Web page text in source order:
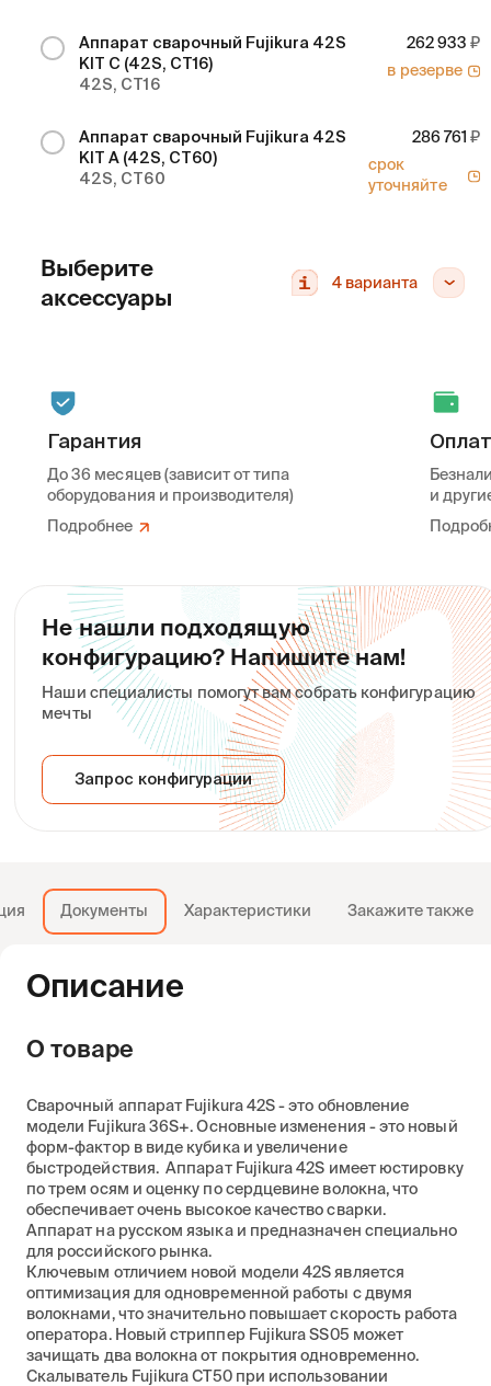
Аппарат сварочный Fujikura 42S
KIT C (42S, CT16)
42S, CT16
262 933
в резерве
Аппарат сварочный Fujikura 42S
KIT A (42S, CT60)
42S, CT60
286 761
срок
уточняйте
Выберите
аксессуары
4 варианта
Электроды Fujikura
ELCT2-16B (пара)
Производитель:Fujikura
4 108
в наличии
Гильзы
термоусаживаемые
КДЗС Fujikura FP-03-60
(250 шт.)
Производитель: Fujikura
15 612
срок уточняйте
Гарантия
До 36 месяцев (зависит от типа
оборудования и производителя)
Подробнее
и
Не нашли подходящую
конфигурацию? Напишите нам!
Наши специалисты помогут вам собрать конфигурацию
мечты
Запрос конфигурации
Документы Характеристики Закажите также
Описание
О товаре
Сварочный аппарат Fujikura 42S - это обновление
модели Fujikura 36S+. Основные изменения - это новый
форм-фактор в виде кубика и увеличение
быстродействия. Аппарат Fujikura 42S имеет юстировку
по трем осям и оценку по сердцевине волокна, что
обеспечивает очень высокое качество сварки.
Аппарат на русском языка и предназначен специально
для российского рынка.
Ключевым отличием новой модели 42S является
оптимизация для одновременной работы с двумя
волокнами, что значительно повышает скорость работа
оператора. Новый стриппер Fujikura SS05 может
зачищать два волокна от покрытия одновременно.
Скалыватель Fujikura CT50 при использовании